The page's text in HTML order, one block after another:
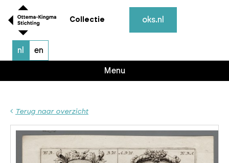
Collectie oks.nl
nl en
Menu
Terug naar overzicht